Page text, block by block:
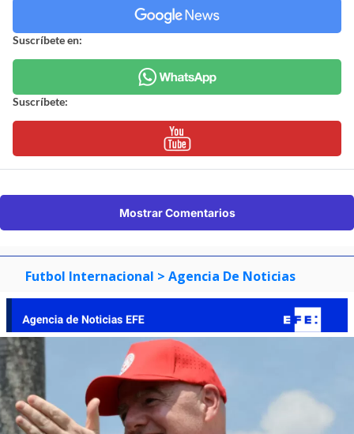
Suscríbete en:
Suscríbete:
Mostrar Comentarios
Futbol Internacional > Agencia De Noticias